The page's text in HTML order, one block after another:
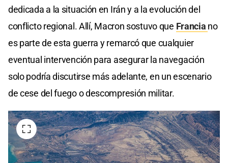
dedicada a la situación en Irán y a la evolución del
conflicto regional. Allí, Macron sostuvo que Francia no
es parte de esta guerra y remarcó que cualquier
eventual intervención para asegurar la navegación
solo podría discutirse más adelante, en un escenario
de cese del fuego o descompresión militar.